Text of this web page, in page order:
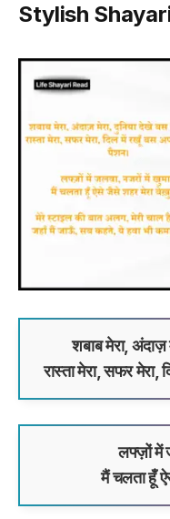
Stylish
शबाब मेरा,
रास्ता मेरा, सफर
लफ्ज़ों में
मैं चलता हूँ